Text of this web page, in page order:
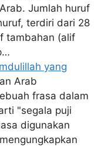
Jumlah huruf
terdiri dari 28
tambahan (alif
yang
Arab
frasa dalam
"segala puji
digunakan